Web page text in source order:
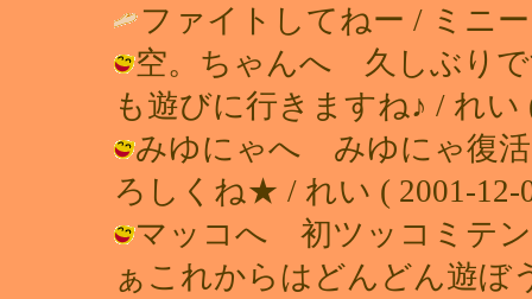
ファイトしてねー / ミニー
空。ちゃんへ 久しぶりで
も遊びに行きますね♪ / れい
みゆにゃへ みゆにゃ復
ろしくね★ / れい ( 2001-12-
マッコへ 初ツッコミテン
ぁこれからはどんどん遊ぼ